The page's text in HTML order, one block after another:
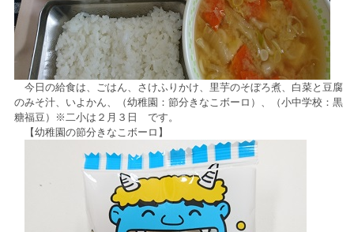
今日の給食は、ごはん、さけふりかけ、里芋のそぼろ煮、白菜と豆腐
のみそ汁、いよかん、（幼稚園：節分きなこボーロ）、（小中学校：黒
糖福豆）※二小は２月３日 です。
【幼稚園の節分きなこボーロ】